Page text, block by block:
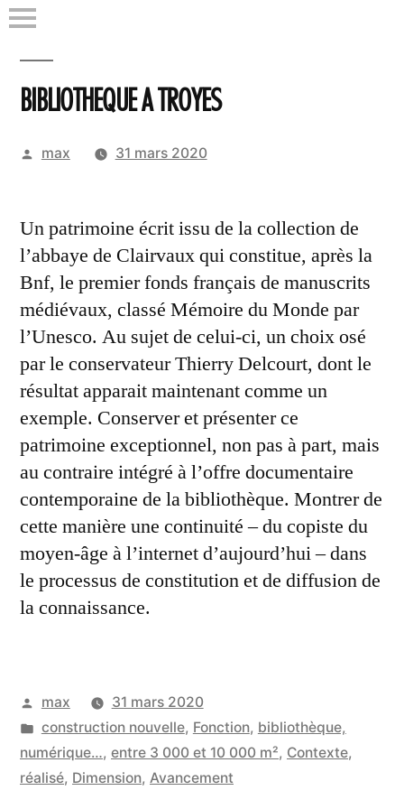
Aller
contenu
BIBLIOTHEQUE A TROYES
Publié
max 31 mars 2020
Un patrimoine écrit issu de la collection de
l’abbaye de Clairvaux qui constitue, après la
Bnf, le premier fonds français de manuscrits
médiévaux, classé Mémoire du Monde par
l’Unesco. Au sujet de celui-ci, un choix osé
par le conservateur Thierry Delcourt, dont le
résultat apparait maintenant comme un
exemple. Conserver et présenter ce
patrimoine exceptionnel, non pas à part, mais
au contraire intégré à l’offre documentaire
contemporaine de la bibliothèque. Montrer de
cette manière une continuité – du copiste du
moyen-âge à l’internet d’aujourd’hui – dans
le processus de constitution et de diffusion de
la connaissance.
Publié
par
max
31 mars 2020
Publié
dans
construction nouvelle, Fonction, bibliothèque,
numérique…, entre 3 000 et 10 000 m², Contexte,
réalisé, Dimension, Avancement